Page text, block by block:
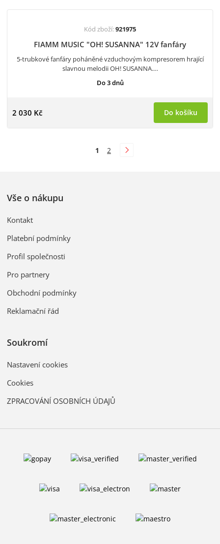
Kód zboží:921975
FIAMM MUSIC "OH! SUSANNA" 12V fanfáry
5-trubkové fanfáry poháněné vzduchovým kompresorem hrající
slavnou melodii OH! SUSANNA.…
Do 3 dnů
2 030 Kč Do košíku
1 2
Vše o nákupu
Kontakt
Platební podmínky
Profil společnosti
Pro partnery
Obchodní podmínky
Reklamační řád
Soukromí
Nastavení cookies
Cookies
ZPRACOVÁNÍ OSOBNÍCH ÚDAJŮ